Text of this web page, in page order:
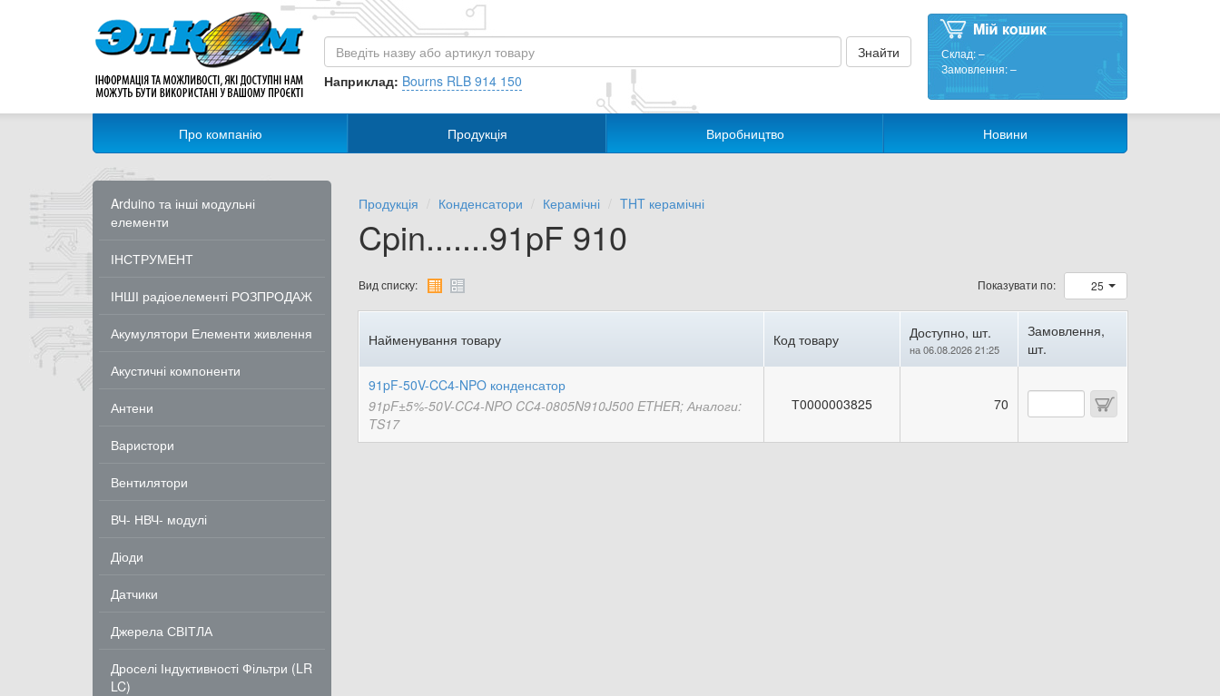
Наприклад: Bourns RLB 914 150
Склад:–
Замовлення:–
Про компанію Продукція Виробництво Новини
Arduino та інші модульні
елементи
ІНСТРУМЕНТ
ІНШІ радіоелементі РОЗПРОДАЖ
Акумулятори Елементи живлення
Акустичні компоненти
Антени
Варистори
Вентилятори
ВЧ- НВЧ- модулі
Діоди
Датчики
Джерела СВІТЛА
Дроселі Індуктивності Фільтри (LR
LC)
Продукція Конденсатори Керамічні THT керамічні
Cpin.......91pF 910
Вид списку: Показувати по: 25
Найменування товару Код товару Доступно, шт.
на 06.08.2026 21:25
Замовлення,
шт.
91pF-50V-CC4-NPO конденсатор
91pF±5%-50V-CC4-NPO CC4-0805N910J500 ETHER; Аналоги:
TS17
Т0000003825 70